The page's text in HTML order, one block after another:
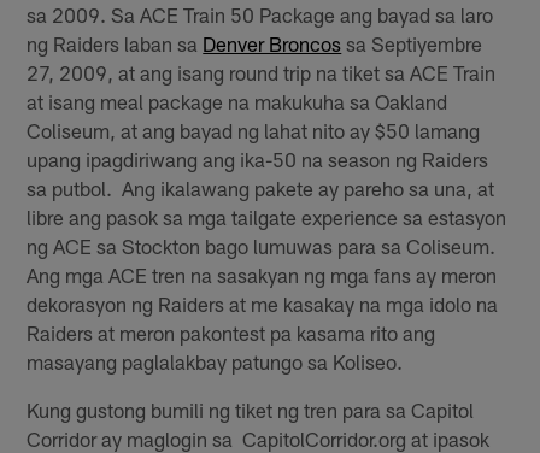
sa 2009. Sa ACE Train 50 Package ang bayad sa laro
ng Raiders laban sa Denver Broncos sa Septiyembre
27, 2009, at ang isang round trip na tiket sa ACE Train
at isang meal package na makukuha sa Oakland
Coliseum, at ang bayad ng lahat nito ay $50 lamang
upang ipagdiriwang ang ika-50 na season ng Raiders
sa putbol. Ang ikalawang pakete ay pareho sa una, at
libre ang pasok sa mga tailgate experience sa estasyon
ng ACE sa Stockton bago lumuwas para sa Coliseum.
Ang mga ACE tren na sasakyan ng mga fans ay meron
dekorasyon ng Raiders at me kasakay na mga idolo na
Raiders at meron pakontest pa kasama rito ang
masayang paglalakbay patungo sa Koliseo.
Kung gustong bumili ng tiket ng tren para sa Capitol
Corridor ay maglogin sa CapitolCorridor.org at ipasok